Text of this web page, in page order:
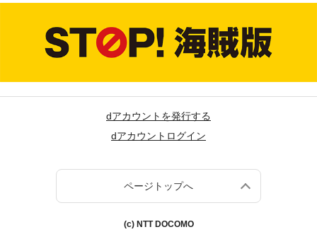
dアカウントを発行する
dアカウントログイン
ページトップへ
(c) NTT DOCOMO